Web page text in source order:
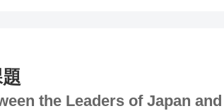
the Leaders of Japan